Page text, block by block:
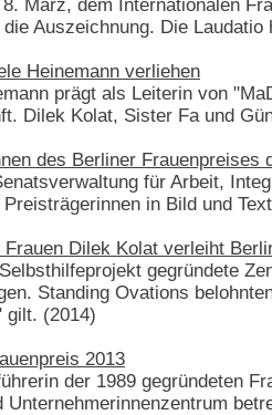
März, dem Internationalen
Auszeichnung. Die
Heinemann verliehen
prägt als Leiterin von
Dilek Kolat, Sister Fa und
des Berliner
für Arbeit,
in Bild und
Dilek Kolat verleiht
gegründete
Standing Ovations
gilt. (2014)
2013
der 1989 gegründeten